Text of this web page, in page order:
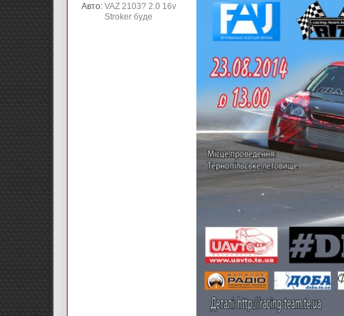
Авто: VAZ 2103? 2.0 16v
Stroker буде